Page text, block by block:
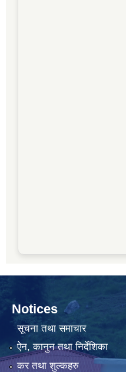
Notices
सूचना तथा समाचार
ऐन, कानुन तथा निर्देशिका
कर तथा शुल्कहरु